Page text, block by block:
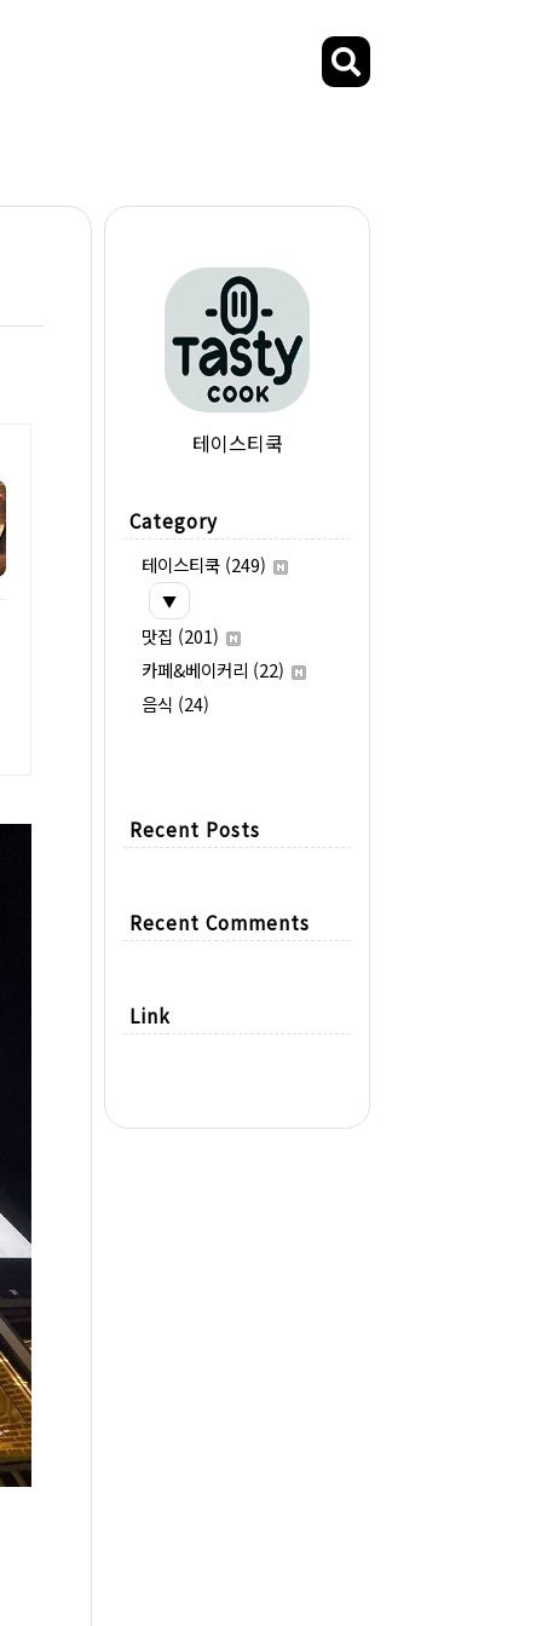
테이스티쿡
Category
테이스티쿡 (249)
▼
맛집 (201)
카페&베이커리 (22)
음식 (24)
Recent Posts
Recent Comments
Link